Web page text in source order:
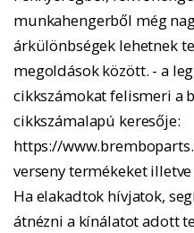
munkahengerből még
árkülönbségek lehetnek
megoldások között. - a
cikkszámokat felismeri a
cikkszámalapú keresője:
https://
verseny termékeket
Ha elakadtok hívjatok,
átnézni a kínálatot adott